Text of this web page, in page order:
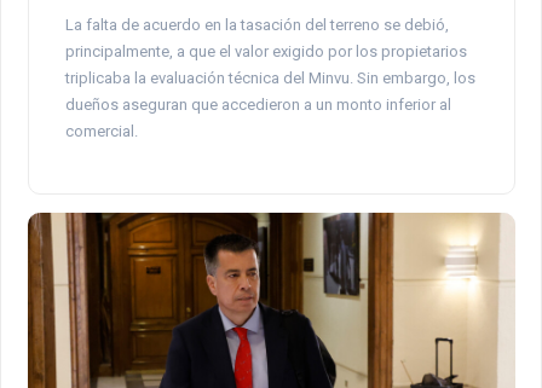
La falta de acuerdo en la tasación del terreno se debió,
principalmente, a que el valor exigido por los propietarios
triplicaba la evaluación técnica del Minvu. Sin embargo, los
dueños aseguran que accedieron a un monto inferior al
comercial.